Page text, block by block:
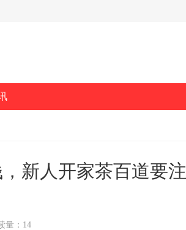
新人开家茶百道要注
量：14